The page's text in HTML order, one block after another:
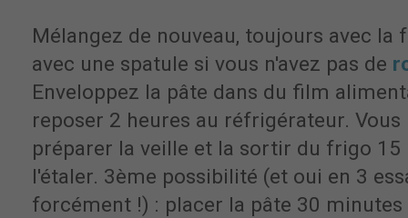
Mélangez de nouveau, toujours avec la
avec une spatule si vous n'avez pas de
Enveloppez la pâte dans du film
reposer 2 heures au réfrigérateur. Vous
préparer la veille et la sortir du frigo 15
l'étaler. 3ème possibilité (et oui en 3
forcément !) : placer la pâte 30